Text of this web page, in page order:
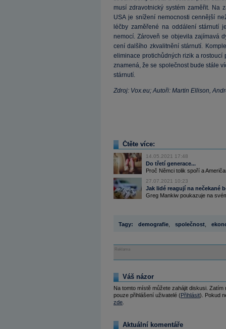
musí zdravotnický systém zaměřit. Na
USA je snížení nemocnosti cennější
léčby zaměřené na oddálení stárnutí
nemocí. Zároveň se objevila zajímavá
cení dalšího zkvalitnění stárnutí.
eliminace protichůdných rizik a
znamená, že se společnost bude stále
stárnutí.
Zdroj: Vox.eu; Autoři: Martin Ellison,
Čtěte více:
14.05.2021 17:48
Do třetí generace...
Proč Němci tolik spoří a
27.07.2021 10:23
Jak lidé reagují na nečekané
Greg Mankiw poukazuje na
Tagy: demografie společnost
Reklama
Váš názor
Na tomto místě můžete zahájit diskusi.
pouze přihlášení uživatelé (Přihlásit). Pokud
zde
Aktuální komentáře